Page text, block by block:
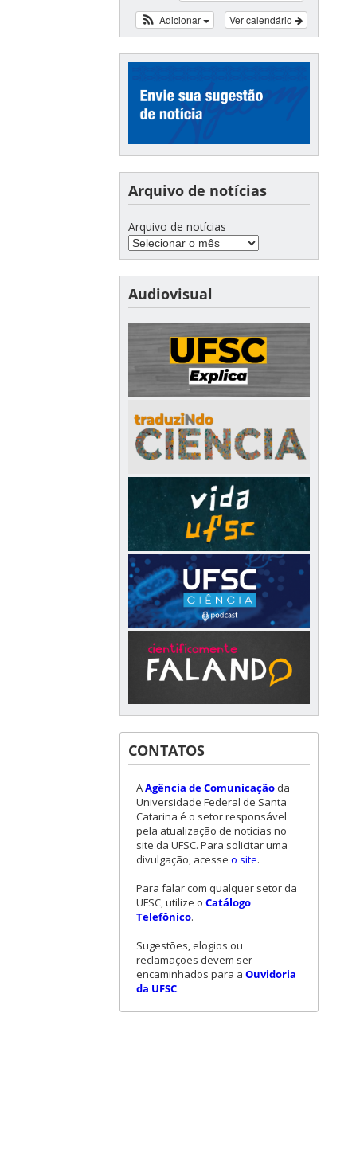
Ver calendário
Adicionar
Arquivo de notícias
Arquivo de notícias
Audiovisual
CONTATOS
AAgência de Comunicação da
Universidade Federal de Santa
Catarina é o setor responsável
pela atualização de notícias no
site da UFSC. Para solicitar uma
divulgação, acesse o site.
Para falar com qualquer setor da
UFSC, utilize o Catálogo
Telefônico.
Sugestões, elogios ou
reclamações devem ser
encaminhados para a Ouvidoria
da UFSC.